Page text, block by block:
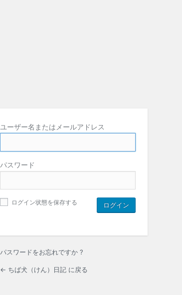
ユーザー名またはメールアドレス
パスワード
ログイン状態を保存する
パスワードをお忘れですか ?
← ちば犬（けん）日記 に戻る